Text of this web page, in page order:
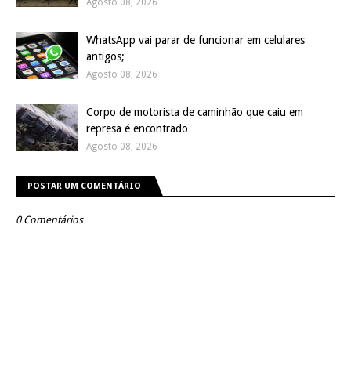
WhatsApp vai parar de funcionar em celulares
antigos;
Agosto 08, 2026
Corpo de motorista de caminhão que caiu em
represa é encontrado
Agosto 08, 2026
POSTAR UM COMENTÁRIO
0 Comentários